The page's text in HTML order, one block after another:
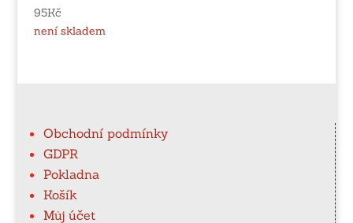
95Kč
není skladem
Obchodní podmínky
GDPR
Pokladna
Košík
Můj účet